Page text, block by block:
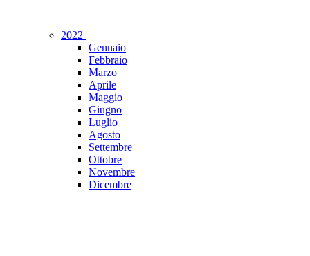
2022
Gennaio
Febbraio
Marzo
Aprile
Maggio
Giugno
Luglio
Agosto
Settembre
Ottobre
Novembre
Dicembre